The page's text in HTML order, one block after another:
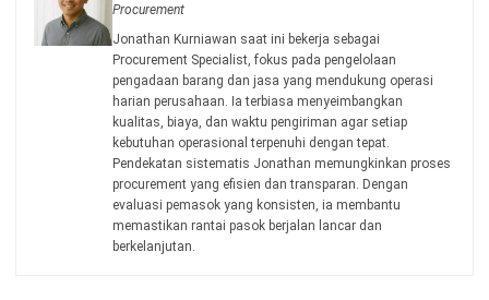
terhadap solusi enterprise yang dapat mengintegrasikan
berbagai fungsi bisnis. Selama sepuluh tahun terakhir,
William mendalami dunia sistem Enterprise Resource
Planning (ERP), yang memperkuat keahliannya dalam
arsitektur sistem, implementasi solusi bisnis terintegrasi,
serta optimalisasi proses operasional melalui teknologi.
HashMicro berpegang pada standar editorial yang ketat
dan menggunakan sumber utama seperti regulasi
pemerintah, pedoman industri, serta publikasi terpercaya